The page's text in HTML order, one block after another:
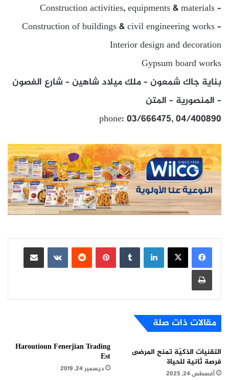
Construction activities, equipments & materials –
Construction of buildings & civil engineering works –
Interior design and decoration
Gypsum board works
بناية جاك شمعون – ملك ميلاد شاهين – شارع الغصون
– المنصورية – المتن
phone: 03/666475, 04/400890
لينكدإن بينتيريست
مشاركة عبر البريد
طباعة
مقالات ذات صلة
التقنيات الذكيّة تمنح المرضى
فرصة ثانية للحياة
أغسطس 24, 2025
Haroutioun Fenerjian Trading
Est
ديسمبر 24, 2019